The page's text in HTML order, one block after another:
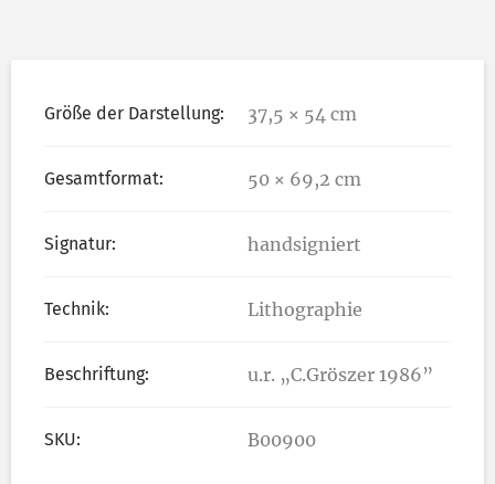
Größe der Darstellung: 37,5 × 54 cm
Gesamtformat: 50 × 69,2 cm
Signatur: handsigniert
Technik: Lithographie
Beschriftung: u.r. „C.Gröszer 1986”
SKU: B00900